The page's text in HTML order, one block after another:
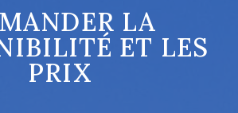
LA
ET LES
PRIX